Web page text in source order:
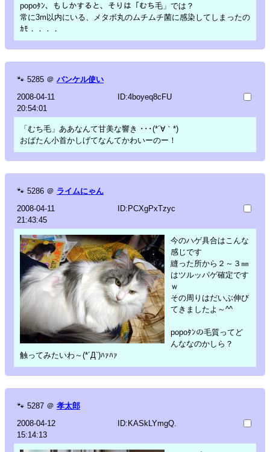
popoﾀﾝ、もしかすると、そりは「むち毛」では？
常に3m以内にいる、メタボ丸のムチムチ菌に感染してしまったの
ｶﾓ．．．．
🐾 5285 ＠ バンケル使い
2008-04-11
20:54:01
ID:4boyeq8cFU
「むち毛」ああなんて甘美な響き ･･･(*´∀｀*)
おばたん小首かしげてなんてかわいーのー！
🐾 5286 ＠ ライムにゃん
2008-04-11
21:43:45
ID:PCXgPxTzyc
今のハゲ具合はこんな
感じです
縫った所から２～３㎜
はツルッパゲ確定です
ｗ
その周りはだいぶ伸び
てきましたよ～^^
popoﾀﾝの毛質ってど
んななのかしら？
触ってみたいわ～(*´Д`)ﾊｧﾊｧ
🐾 5287 ＠ 孝太郎
2008-04-12
15:14:13
ID:KASkLYmgQ.